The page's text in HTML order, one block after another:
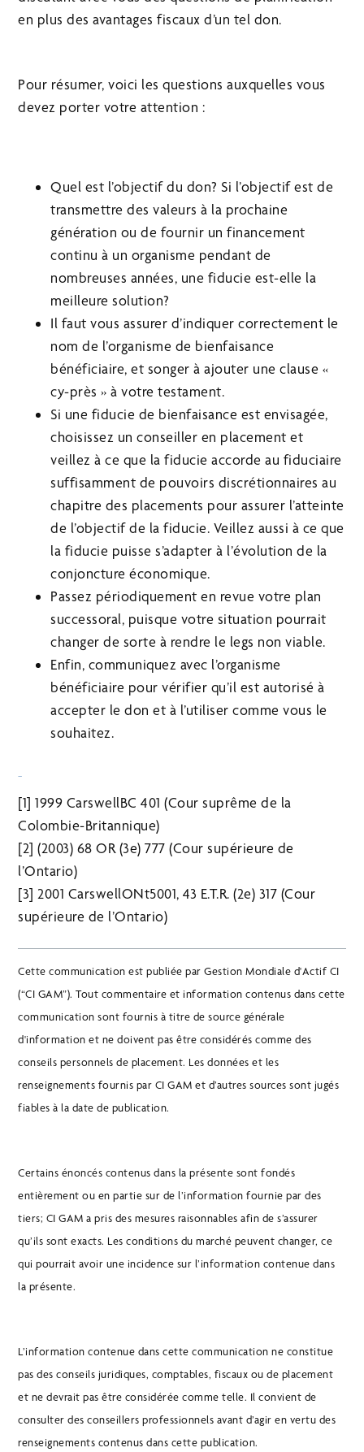
en plus des avantages fiscaux d’un tel don.
Pour résumer, voici les questions auxquelles vous
devez porter votre attention :
Quel est l’objectif du don? Si l’objectif est de
transmettre des valeurs à la prochaine
génération ou de fournir un financement
continu à un organisme pendant de
nombreuses années, une fiducie est-elle la
meilleure solution?
Il faut vous assurer d’indiquer correctement le
nom de l’organisme de bienfaisance
bénéficiaire, et songer à ajouter une clause «
cy-près » à votre testament.
Si une fiducie de bienfaisance est envisagée,
choisissez un conseiller en placement et
veillez à ce que la fiducie accorde au fiduciaire
suffisamment de pouvoirs discrétionnaires au
chapitre des placements pour assurer l’atteinte
de l’objectif de la fiducie. Veillez aussi à ce que
la fiducie puisse s’adapter à l’évolution de la
conjoncture économique.
Passez périodiquement en revue votre plan
successoral, puisque votre situation pourrait
changer de sorte à rendre le legs non viable.
Enfin, communiquez avec l’organisme
bénéficiaire pour vérifier qu’il est autorisé à
accepter le don et à l’utiliser comme vous le
souhaitez.
[1] 1999 CarswellBC 401 (Cour suprême de la
Colombie-Britannique)
[2] (2003) 68 OR (3e) 777 (Cour supérieure de
l’Ontario)
[3] 2001 CarswellONt5001, 43 E.T.R. (2e) 317 (Cour
supérieure de l’Ontario)
Cette communication est publiée par Gestion Mondiale d'Actif CI
(“CI GAM”). Tout commentaire et information contenus dans cette
communication sont fournis à titre de source générale
d'information et ne doivent pas être considérés comme des
conseils personnels de placement. Les données et les
renseignements fournis par CI GAM et d’autres sources sont jugés
fiables à la date de publication.
Certains énoncés contenus dans la présente sont fondés
entièrement ou en partie sur de l’information fournie par des
tiers; CI GAM a pris des mesures raisonnables afin de s’assurer
qu’ils sont exacts. Les conditions du marché peuvent changer, ce
qui pourrait avoir une incidence sur l’information contenue dans
la présente.
L’information contenue dans cette communication ne constitue
pas des conseils juridiques, comptables, fiscaux ou de placement
et ne devrait pas être considérée comme telle. Il convient de
consulter des conseillers professionnels avant d’agir en vertu des
renseignements contenus dans cette publication.